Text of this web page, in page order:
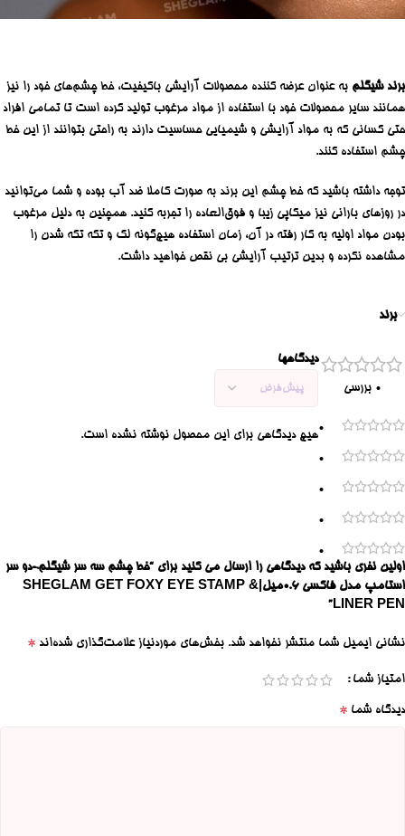
برند شیگلم به عنوان عرضه کننده محصولات آرایشی باکیفیت، خط چشم‌های خود را نیز
همانند سایر محصولات خود با استفاده از مواد مرغوب تولید کرده است تا تمامی افراد
حتی کسانی که به مواد آرایشی و شیمیایی حساسیت دارند به راحتی بتوانند از این خط
چشم استفاده کنند.
توجه داشته باشید که خط چشم‌ این برند به صورت کاملا ضد آب بوده و شما می‌توانید
در روزهای بارانی نیز میکاپی زیبا و فوق‌العاده را تجربه کنید. همچنین به دلیل مرغوب
بودن مواد اولیه به کار رفته در آن، زمان استفاده هیچ‌گونه لک و تکه تکه شدن را
مشاهده نکرده و بدین ترتیب آرایشی بی نقص خواهید داشت.
برند
0 بررسی
0
0
0
0
0
دیدگاهها
هیچ دیدگاهی برای این محصول نوشته نشده است.
اولین نفری باشید که دیدگاهی را ارسال می کنید برای “خط چشم سه سر شیگلم-دو سر
استامپ مدل فاکسی ۰.۶میل|SHEGLAM GET FOXY EYE STAMP &
LINER PEN”
نشانی ایمیل شما منتشر نخواهد شد. بخش‌های موردنیاز علامت‌گذاری شده‌اند *
امتیاز شما
دیدگاه شما *